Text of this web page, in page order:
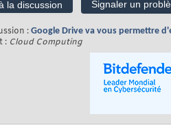
la discussion Signaler un
: Google Drive va vous permettre
: Cloud Computing